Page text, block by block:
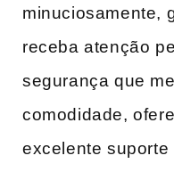
minuciosamente,
receba ‍atenção
segurança que
comodidade,
excelente ‌suporte